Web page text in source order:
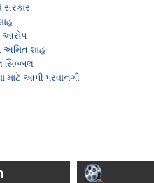
સરકાર
આરોપ
શાહ
સિબ્બલ
માટે આપી પરવાનગી